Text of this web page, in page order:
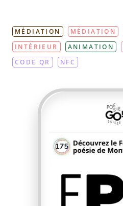
MÉDIATION MÉDIATION
INTÉRIEUR
ANIMATION
CODE QR
NFC